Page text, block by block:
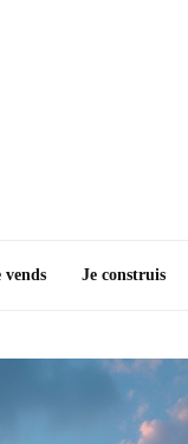
vends Je construis